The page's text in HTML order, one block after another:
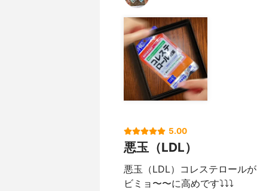
5.00
悪玉（LDL）
悪玉（LDL）コレステロールが
ビミョ〜〜に高めです⤵︎⤵︎⤵︎